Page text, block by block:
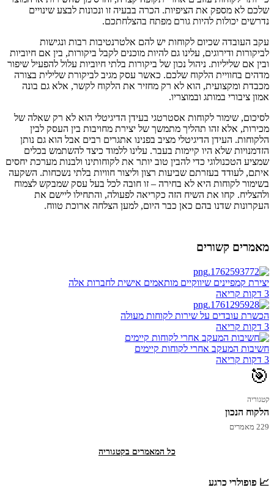
שלכם לא מספק את הציפיות. הכרה בבעיה זו ונכונות לבצע שינויים
נדרשים יכולות להיות גורם מפתח בהצלחתכם.
עקב העובדה שכיום לקוחות יש להם אלטרנטיבות רבות ונגישות
לביקורות ודירוגים, עלינו גם להיות מוכנים לקבל ביקורות, בין אם חיוביות
ובין אם שליליות. ניהול נכון של ביקורות בלתי חיוביות עלול להפעיל שיפור
מדהים בחוויית הלקוח שלכם. כאשר עסק מגיב לביקורת שלילית בצורה
מכבדת ומקצועית, הוא לא רק מחזיר את הלקוח לקשר, אלא גם בונה
אמון ציבורי במותג ובמוצריו.
לסיכום, שימור לקוחות אסטרטגי בעידן הדיגיטלי הוא לא רק שאלה של
מכירות, אלא זהו תהליך מתמשך של יצירת מחויבות בין העסק לבין
הלקוחות. העידן הדיגיטלי מציב בפנינו אתגרים רבים אבל הוא גם נותן
הזדמנויות שלא היו קיימות בעבר. עלינו ללמוד כיצד להשתמש בכלים
שמציע הטכנולוגי כדי להבין טוב יותר את לקוחותינו ולבנות מערכת יחסים
איתם, לעודד בעזרתם שביעות רצון וליצור חוויות בלתי נשכחות. השקעה
בשימור לקוחות היא לא בחירה – זו חובה לכל בעל עסק שמבקש לצמוח
ולהצליח. קחו את השיח הזה כקריאה לפעולה, והתחילו ליישם את
העקרונות שדנו בהם כאן כבר היום, למען הצלחה ארוכת טווח.
מאמרים קשורים
יצירת קמפיינים שיווקיים מותאמים אישית לחברות אלה
3 דקות קריאה
הכשרת עובדים על שירות לקוחות מעולה
3 דקות קריאה
חשיבות המעקב אחרי לקוחות קיימים
3 דקות קריאה
🎯
קטגוריה
הלקוח הנכון
229 מאמרים
כל המאמרים בקטגוריה
📈 פופולרי כרגע